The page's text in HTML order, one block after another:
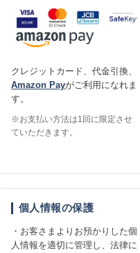
クレジットカード、代金引換、
Amazon Payがご利用になれま
す。
※お支払い方法は1回に限定させ
ていただきます。
個人情報の保護
・お客さまよりお預かりした個
人情報を適切に管理し、法律に